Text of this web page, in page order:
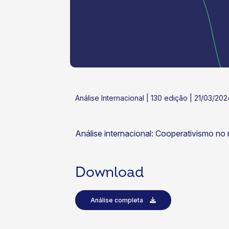
Análise Internacional | 130 edição | 21/03/
Análise internacional: Cooperativismo no
Download
Análise completa